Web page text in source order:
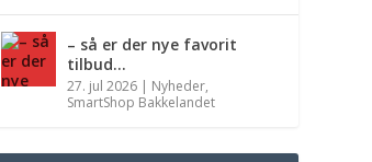
– så er der nye favorit
tilbud…
27. jul 2026 | Nyheder,
SmartShop Bakkelandet